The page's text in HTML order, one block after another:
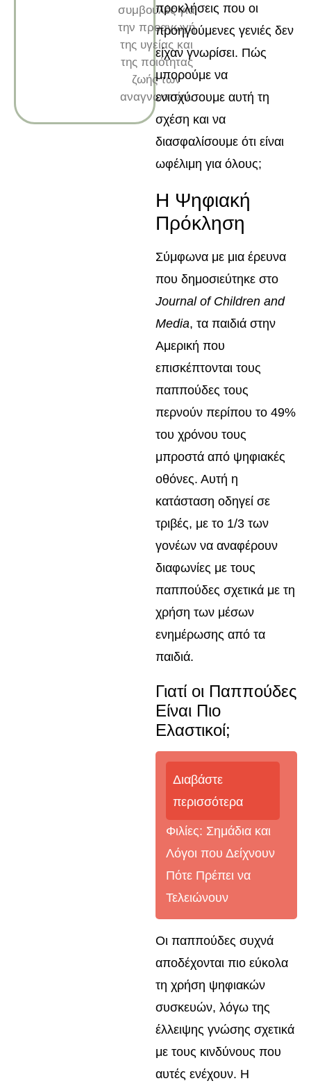
συμβουλές για
την προαγωγή
της υγείας και
της ποιότητας
ζωής των
αναγνωστών.
προκλήσεις που οι
προηγούμενες γενιές δεν
είχαν γνωρίσει. Πώς
μπορούμε να
ενισχύσουμε αυτή τη
σχέση και να
διασφαλίσουμε ότι είναι
ωφέλιμη για όλους;
Η Ψηφιακή
Πρόκληση
Σύμφωνα με μια έρευνα
που δημοσιεύτηκε στο
Journal of Children and
Media, τα παιδιά στην
Αμερική που
επισκέπτονται τους
παππούδες τους
περνούν περίπου το 49%
του χρόνου τους
μπροστά από ψηφιακές
οθόνες. Αυτή η
κατάσταση οδηγεί σε
τριβές, με το 1/3 των
γονέων να αναφέρουν
διαφωνίες με τους
παππούδες σχετικά με τη
χρήση των μέσων
ενημέρωσης από τα
παιδιά.
Γιατί οι Παππούδες
Είναι Πιο
Ελαστικοί;
Διαβάστε
περισσότερα
Φιλίες: Σημάδια και
Λόγοι που Δείχνουν
Πότε Πρέπει να
Τελειώνουν
Οι παππούδες συχνά
αποδέχονται πιο εύκολα
τη χρήση ψηφιακών
συσκευών, λόγω της
έλλειψης γνώσης σχετικά
με τους κινδύνους που
αυτές ενέχουν. Η